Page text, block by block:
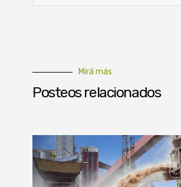
Mirá más
Posteos relacionados